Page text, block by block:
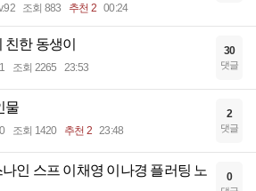
조회 883 추천 2 00:24
한 동생이
조회 2265 23:53
30
댓글
물
조회 1420 추천 2 23:48
2
댓글
인 스프 이채영 이나경 플러팅 노
0